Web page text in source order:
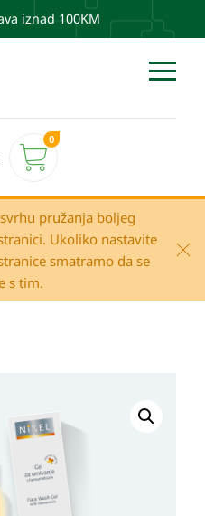
iznad 100KM
0
pružanja boljeg
Ukoliko nastavite
smatramo da se
s tim.